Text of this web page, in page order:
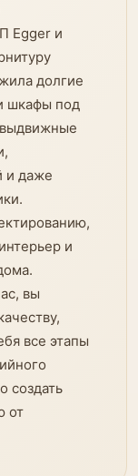
Egger и
долгие
шкафы под
и даже
и
вы
все этапы
создать
от